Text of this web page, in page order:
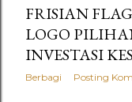
FRISIAN
LOGO
INVESTASI
Berbagi Posting